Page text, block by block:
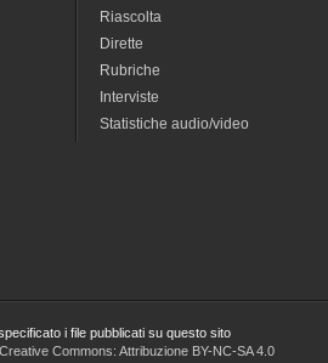
Riascolta
Dirette
Rubriche
Interviste
Statistiche audio/video
i file pubblicati su questo sito
Creative Commons: Attribuzione BY-NC-SA 4.0